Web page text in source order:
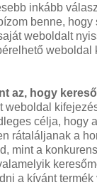
inkább
benne, hogy
weboldalt
weboldal
az, hogy
weboldal
célja, hogy
rátaláljanak a
mint a
a kívánt